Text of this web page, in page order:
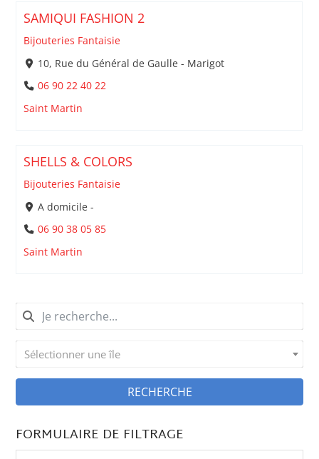
SAMIQUI FASHION 2
Bijouteries Fantaisie
10, Rue du Général de Gaulle - Marigot
06 90 22 40 22
Saint Martin
SHELLS & COLORS
Bijouteries Fantaisie
A domicile -
06 90 38 05 85
Saint Martin
Sélectionner une île
RECHERCHE
FORMULAIRE DE FILTRAGE